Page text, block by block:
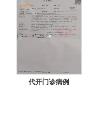
代开门诊病例